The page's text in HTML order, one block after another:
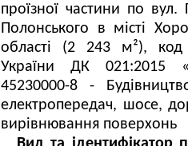
проїзної частини по
Полонського в місті
області (2 243 м²), код
України ДК 021:2015
45230000-8 -
електропередач, шосе,
вирівнювання поверхонь